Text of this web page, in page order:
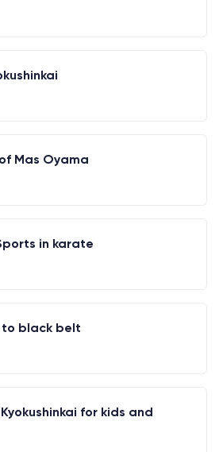
Mas Oyama
in karate
to black belt
for kids and